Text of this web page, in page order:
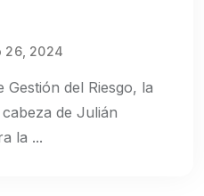
26, 2024
Gestión del Riesgo, la
de Julián
la ...